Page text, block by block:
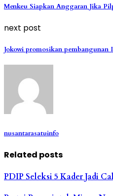
Menkeu Siapkan Anggaran Jika
next post
Jokowi promosikan
nusantarasatuinfo
Related posts
PDIP Seleksi 5 Kader Jadi